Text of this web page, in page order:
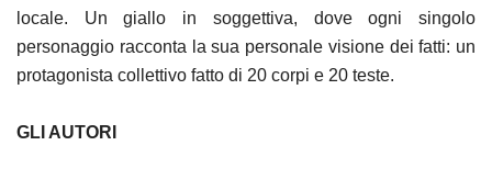
locale. Un giallo in soggettiva, dove ogni singolo
personaggio racconta la sua personale visione dei fatti: un
protagonista collettivo fatto di 20 corpi e 20 teste.
GLI AUTORI